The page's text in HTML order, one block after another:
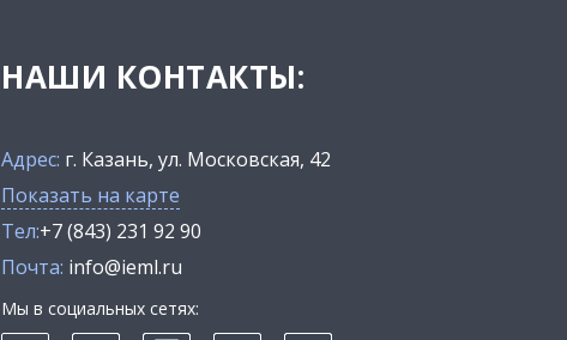
НАШИ КОНТАКТЫ:
Адрес: г. Казань, ул. Московская, 42
Показать на карте
Тел:+7 (843) 231 92 90
Почта: info@ieml.ru
Мы в социальных сетях: